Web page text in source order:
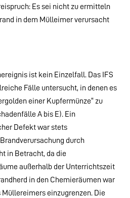
Es sei nicht zu ermitteln
in dem Mülleimer verursacht
ist kein Einzelfall. Das IFS
Fälle untersucht, in denen es
einer Kupfermünze“ zu
A bis E). Ein
Defekt war stets
durch
in Betracht, da die
außerhalb der Unterrichtszeit
in den Chemieräumen war
einzugrenzen. Die